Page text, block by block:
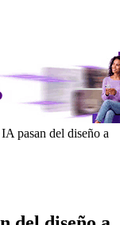
pasan del diseño a